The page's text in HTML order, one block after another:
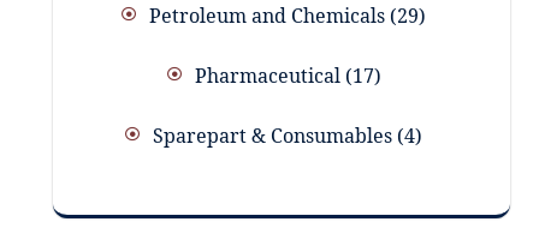
Petroleum and Chemicals 29
Pharmaceutical 17
Sparepart & Consumables 4